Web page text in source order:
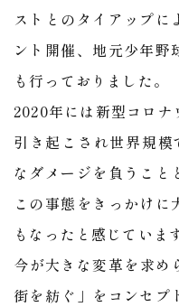
ストとのタイアップに
ント開催、地元少年
も行っておりました。
2020年には新型コロ
引き起こされ世界規
なダメージを負うこと
この事態をきっかけ
もなったと感じていま
今が大きな変革を求め
街を紡ぐ」をコンセプ